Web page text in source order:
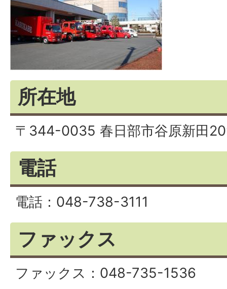
所在地
〒344-0035 春日部市谷原新田
電話
電話：048-738-3111
ファックス
ファックス：048-735-1536